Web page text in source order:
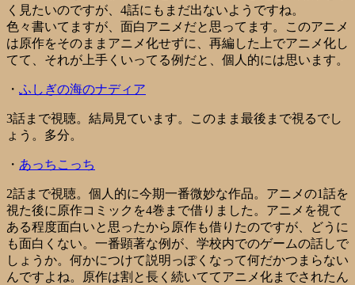
く見たいのですが、4話にもまだ出ないようですね。
色々書いてますが、面白アニメだと思ってます。このアニメ
は原作をそのままアニメ化せずに、再編した上でアニメ化し
てて、それが上手くいってる例だと、個人的には思います。
・ ふしぎの海のナディア
3話まで視聴。結局見ています。このまま最後まで視るでし
ょう。多分。
・ あっちこっち
2話まで視聴。個人的に今期一番微妙な作品。アニメの1話を
視た後に原作コミックを4巻まで借りました。アニメを視て
ある程度面白いと思ったから原作も借りたのですが、どうに
も面白くない。一番顕著な例が、学校内でのゲームの話しで
しょうか。何かにつけて説明っぽくなって何だかつまらない
んですよね。原作は割と長く続いててアニメ化までされたん